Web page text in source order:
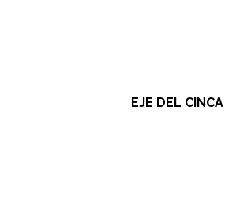
EJE DEL CINCA